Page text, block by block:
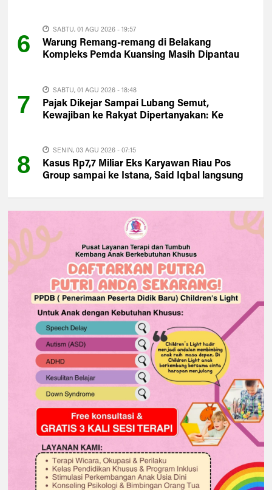
6
SABTU, 01 AGU 2026 - 19:57
Warung Remang-remang di Belakang
Kompleks Pemda Kuansing Masih Dipantau
7
SABTU, 01 AGU 2026 - 18:48
Pajak Dikejar Sampai Lubang Semut,
Kewajiban ke Rakyat Dipertanyakan: Ke
8
SENIN, 03 AGU 2026 - 07:15
Kasus Rp7,7 Miliar Eks Karyawan Riau Pos
Group sampai ke Istana, Said Iqbal langsung